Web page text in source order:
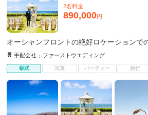
2名料金
890,000円
オーシャンフロントの絶好ロケーションで
手配会社 ファーストウエディング
挙式 写真 パーティー 旅行